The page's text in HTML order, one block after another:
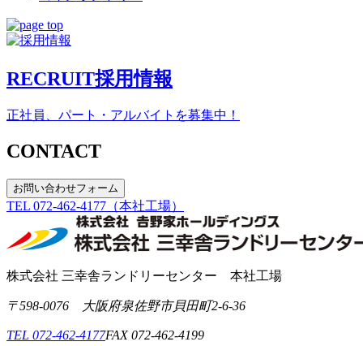
RECRUIT採用情報
正社員、パート・アルバイトを募集中！
CONTACT
お問い合わせフォーム
TEL 072-462-4177 （本社工場）
株式会社 三幸舎ランドリーセンター 本社工場
〒598-0076 大阪府泉佐野市貝田町2-6-36
TEL 072-462-4177FAX 072-462-4199